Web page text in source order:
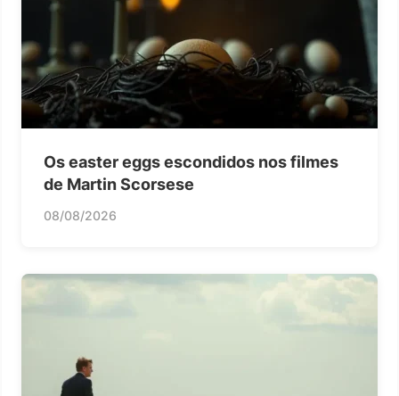
Os easter eggs escondidos nos filmes
de Martin Scorsese
08/08/2026